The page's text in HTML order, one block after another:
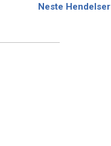
Neste Hendelser